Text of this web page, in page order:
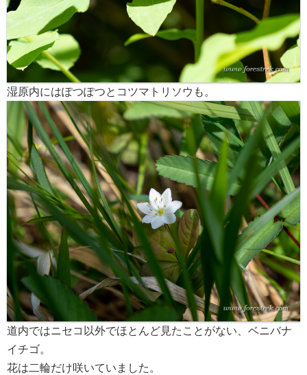
湿原内にはぽつぽつとコツマトリソウも。
道内ではニセコ以外でほとんど見たことがない、ベニバナ
イチゴ。
花は二輪だけ咲いていました。